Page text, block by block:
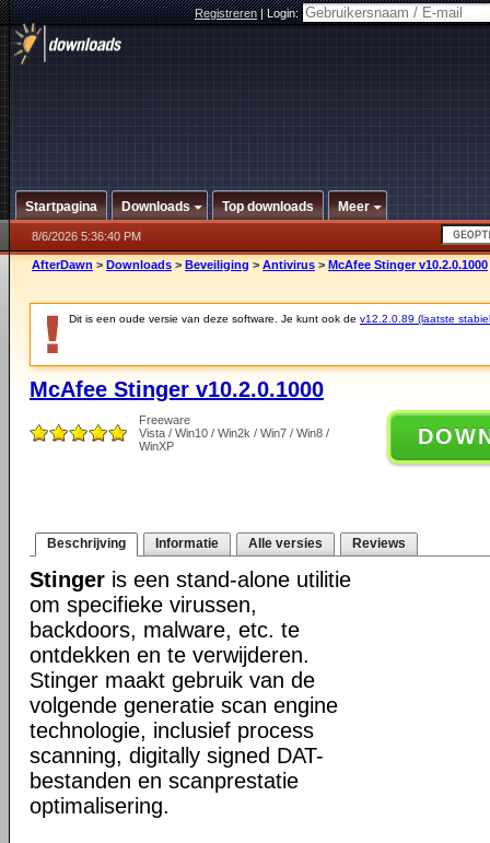
Registreren|Login:
Startpagina Downloads Top downloads Meer
8/6/2026 5:36:40 PM
AfterDawn > Downloads > Beveiliging > Antivirus > McAfee Stinger v10.2.0.1000
Dit is een oude versie van deze software. Je kunt ook de v12.2.0.89 (laatste
McAfee Stinger v10.2.0.1000
Freeware
Vista / Win10 / Win2k / Win7 / Win8 /
WinXP
Beschrijving Informatie Alle versies Reviews
Stinger is een stand-alone utilitie
om specifieke virussen,
backdoors, malware, etc. te
ontdekken en te verwijderen.
Stinger maakt gebruik van de
volgende generatie scan engine
technologie, inclusief process
scanning, digitally signed DAT-
bestanden en scanprestatie
optimalisering.